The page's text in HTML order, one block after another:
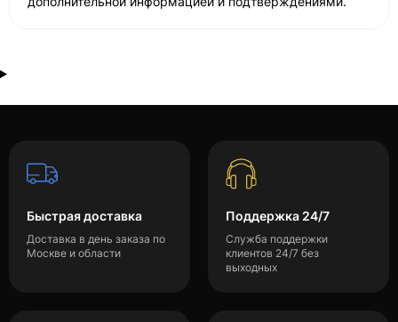
Быстрая доставка
Доставка в день заказа по
Москве и области
Поддержка 24/7
Служба поддержки
клиентов 24/7 без
выходных